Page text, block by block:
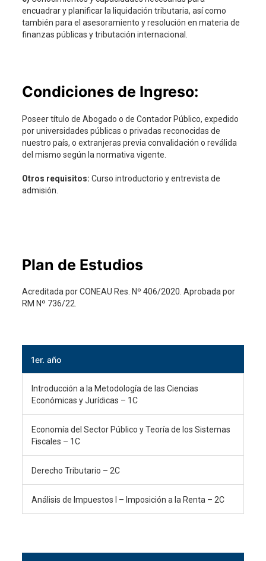
encuadrar y planificar la liquidación tributaria, así como
también para el asesoramiento y resolución en materia de
finanzas públicas y tributación internacional.
Condiciones de Ingreso:
Poseer título de Abogado o de Contador Público, expedido
por universidades públicas o privadas reconocidas de
nuestro país, o extranjeras previa convalidación o reválida
del mismo según la normativa vigente.
Otros requisitos: Curso introductorio y entrevista de
admisión.
Plan de Estudios
Acreditada por CONEAU Res. Nº 406/2020. Aprobada por
RM Nº 736/22.
1er. año
Introducción a la Metodología de las Ciencias
Económicas y Jurídicas – 1C
Economía del Sector Público y Teoría de los Sistemas
Fiscales – 1C
Derecho Tributario – 2C
Análisis de Impuestos I – Imposición a la Renta – 2C